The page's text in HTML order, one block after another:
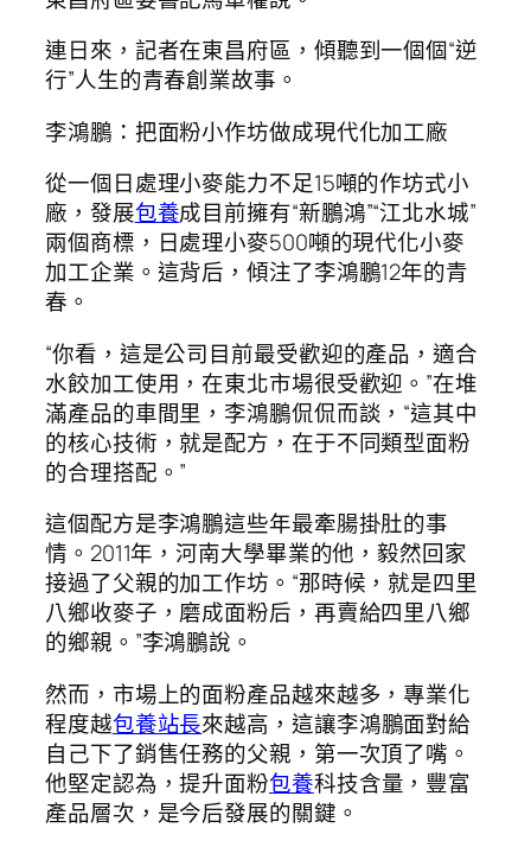
連日來，記者在東昌府區，傾聽到一個個“逆
行”人生的青春創業故事。
李鴻鵬：把面粉小作坊做成現代化加工廠
從一個日處理小麥能力不足15噸的作坊式小
廠，發展包養成目前擁有“新鵬鴻”“江北水城”
兩個商標，日處理小麥500噸的現代化小麥
加工企業。這背后，傾注了李鴻鵬12年的青
春。
“你看，這是公司目前最受歡迎的產品，適合
水餃加工使用，在東北市場很受歡迎。”在堆
滿產品的車間里，李鴻鵬侃侃而談，“這其中
的核心技術，就是配方，在于不同類型面粉
的合理搭配。”
這個配方是李鴻鵬這些年最牽腸掛肚的事
情。2011年，河南大學畢業的他，毅然回家
接過了父親的加工作坊。“那時候，就是四里
八鄉收麥子，磨成面粉后，再賣給四里八鄉
的鄉親。”李鴻鵬說。
然而，市場上的面粉產品越來越多，專業化
程度越包養站長來越高，這讓李鴻鵬面對給
自己下了銷售任務的父親，第一次頂了嘴。
他堅定認為，提升面粉包養科技含量，豐富
產品層次，是今后發展的關鍵。